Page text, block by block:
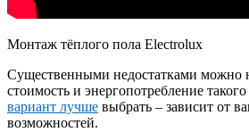
Монтаж тёплого пола Electrolux
Существенными недостатками можно
стоимость и энергопотребление
вариант лучше выбрать – зависит от
возможностей.